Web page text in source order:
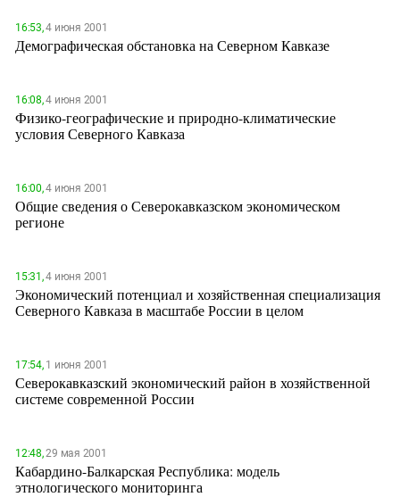
ИНАКОМЫСЛИЕ В ЧЕЧНЕ
Ингушетия
Калмыкия
Карачаево-Черкесия
Нагорный Карабах
Российская Федерация
СКФО
Ставропольский край
Южная Осетия
Южный Кавказ
16:53,4 июня 2001
Демографическая обстановка на Северном Кавказе
16:08,4 июня 2001
Физико-географические и природно-климатические
условия Северного Кавказа
16:00,4 июня 2001
Общие сведения о Северокавказском экономическом
регионе
15:31,4 июня 2001
Экономический потенциал и хозяйственная специализация
Северного Кавказа в масштабе России в целом
17:54,1 июня 2001
Северокавказский экономический район в хозяйственной
системе современной России
12:48,29 мая 2001
Кабардино-Балкарская Республика: модель
этнологического мониторинга